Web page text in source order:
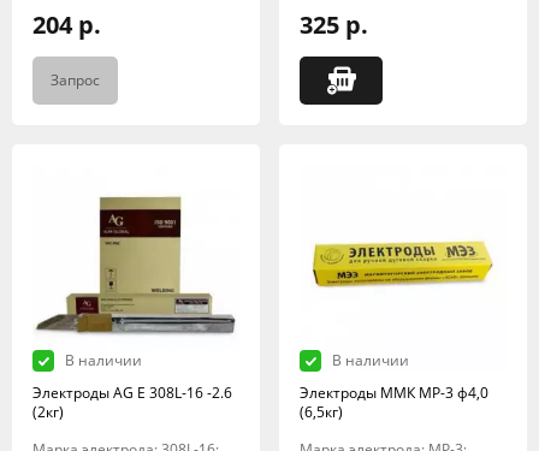
204 р.
Запрос
325 р.
В наличии
Электроды AG E 308L-16 -2.6
(2кг)
В наличии
Электроды ММК МР-3 ф4,0
(6,5кг)